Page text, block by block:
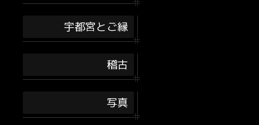
宇都宮とご縁
稽古
写真